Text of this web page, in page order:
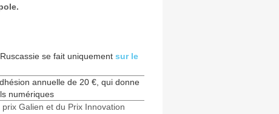
se fait uniquement sur le
annuelle de 20 €, qui donne
numériques
Galien et du Prix Innovation